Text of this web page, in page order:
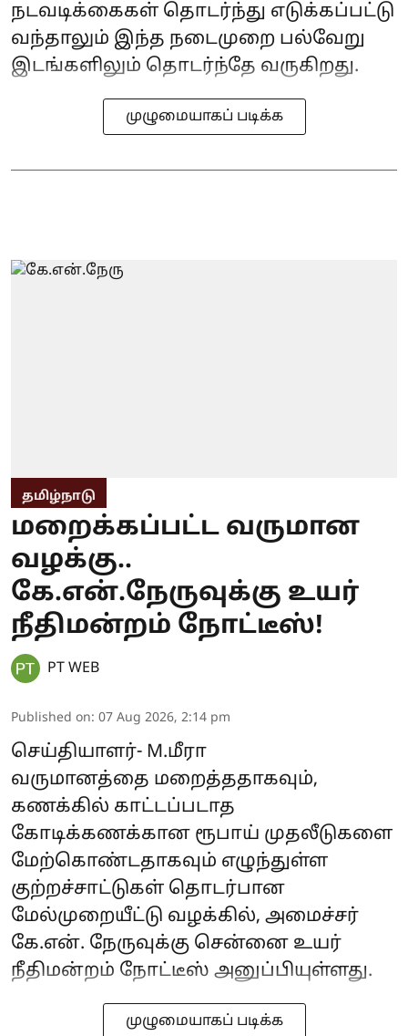
நடவடிக்கைகள் தொடர்ந்து எடுக்கப்பட்டு
வந்தாலும் இந்த நடைமுறை பல்வேறு
இடங்களிலும் தொடர்ந்தே வருகிறது.
முழுமையாகப் படிக்க
தமிழ்நாடு
மறைக்கப்பட்ட வருமான
வழக்கு..
கே.என்.நேருவுக்கு உயர்
நீதிமன்றம் நோட்டீஸ்!
PT WEB
Published on: 07 Aug 2026, 2:14 pm
செய்தியாளர்- M.மீரா
வருமானத்தை மறைத்ததாகவும்,
கணக்கில் காட்டப்படாத
கோடிக்கணக்கான ரூபாய் முதலீடுகளை
மேற்கொண்டதாகவும் எழுந்துள்ள
குற்றச்சாட்டுகள் தொடர்பான
மேல்முறையீட்டு வழக்கில், அமைச்சர்
கே.என். நேருவுக்கு சென்னை உயர்
நீதிமன்றம் நோட்டீஸ் அனுப்பியுள்ளது.
முழுமையாகப் படிக்க